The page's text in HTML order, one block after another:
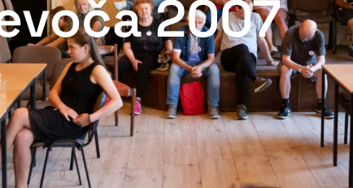
2007